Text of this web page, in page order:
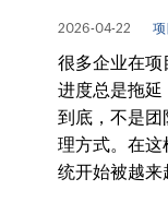
2026-04-22
很多企业在项
进度总是拖延
到底，不是团
理方式。在
统开始被越来